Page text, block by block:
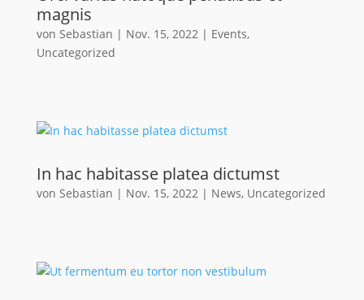
magnis
von Sebastian | Nov. 15, 2022 | Events,
Uncategorized
In hac habitasse platea dictumst
von Sebastian | Nov. 15, 2022 | News, Uncategorized